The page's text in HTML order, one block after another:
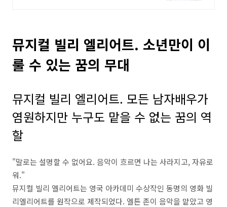
뮤지컬 빌리 엘리어트. 소년만이 이
룰 수 있는 꿈의 무대
뮤지컬 빌리 엘리어트. 모든 남자배우가
염원하지만 누구도 맡을 수 없는 꿈의 역
할
"말로는 설명할 수 없어요. 음악이 흐르면 나는 사라지고, 자유로
워."
뮤지컬 빌리 엘리어트는 영국 아카데미 수상작인 동명의 영화 빌
리엘리어트를 원작으로 제작되었다. 엘튼 존이 음악을 맡았고 영